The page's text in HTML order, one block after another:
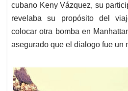
cubano Keny Vázquez, su
revelaba su propósito del
colocar otra bomba en
asegurado que el dialogo fue un